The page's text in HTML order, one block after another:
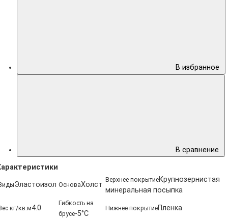
В избранное
В сравнение
Эластоизол ОсноваХолст
Верхнее покрытиеКрупнозернистая
минеральная посыпка
кг/кв.м4.0
Гибкость на
брусе-5°С
Нижнее покрытиеПленка